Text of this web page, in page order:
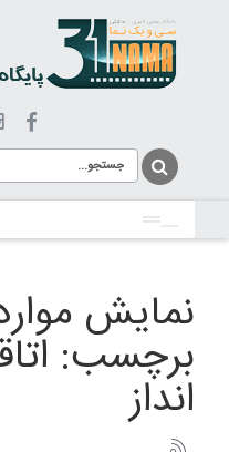
نمایش
برچسب:
انداز